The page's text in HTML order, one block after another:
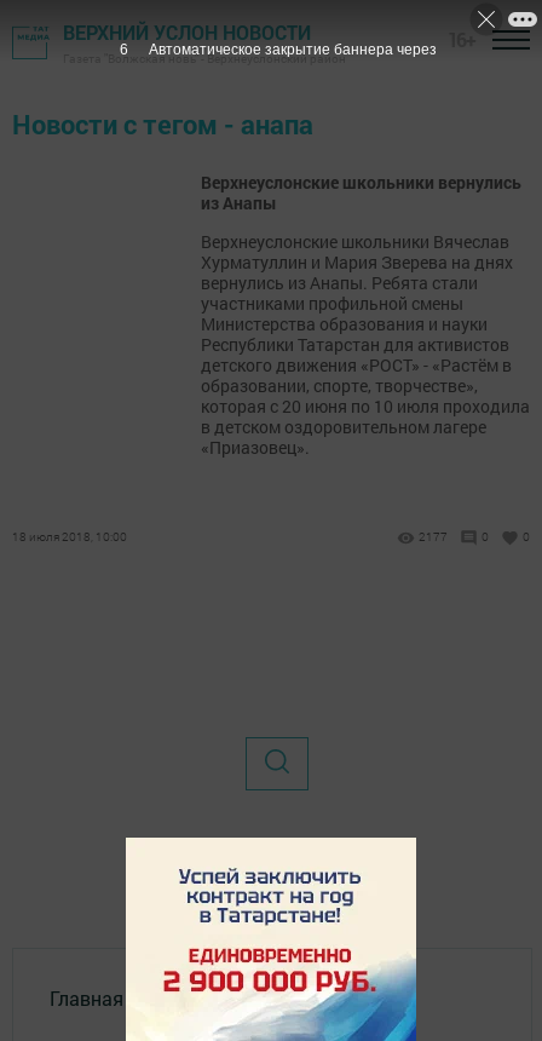
ВЕРХНИЙ УСЛОН НОВОСТИ
Газета "Волжская новь" - Верхнеуслонский район
Новости с тегом - анапа
Верхнеуслонские школьники вернулись
из Анапы
Верхнеуслонские школьники Вячеслав
Хурматуллин и Мария Зверева на днях
вернулись из Анапы. Ребята стали
участниками профильной смены
Министерства образования и науки
Республики Татарстан для активистов
детского движения «РОСТ» - «Растём в
образовании, спорте, творчестве»,
которая с 20 июня по 10 июля проходила
в детском оздоровительном лагере
«Приазовец».
18 июля 2018, 10:00 2177 0 0
Главная
6 Автоматическое закрытие баннера через